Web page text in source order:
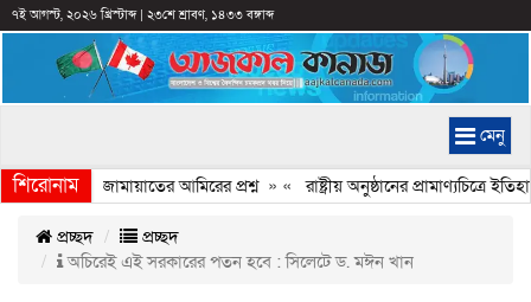
৭ই আগস্ট, ২০২৬ খ্রিস্টাব্দ| ২৩শে শ্রাবণ, ১৪৩৩ বঙ্গাব্দ
মেনু
শিরোনাম
কেন, জামায়াতের আমিরের প্রশ্ন» « রাষ্ট্রীয় অনুষ্ঠানের প্রামাণ্যচিত্রে
প্রচ্ছদ
প্রচ্ছদ
অচিরেই এই সরকারের পতন হবে : সিলেটে ড. মঈন খান